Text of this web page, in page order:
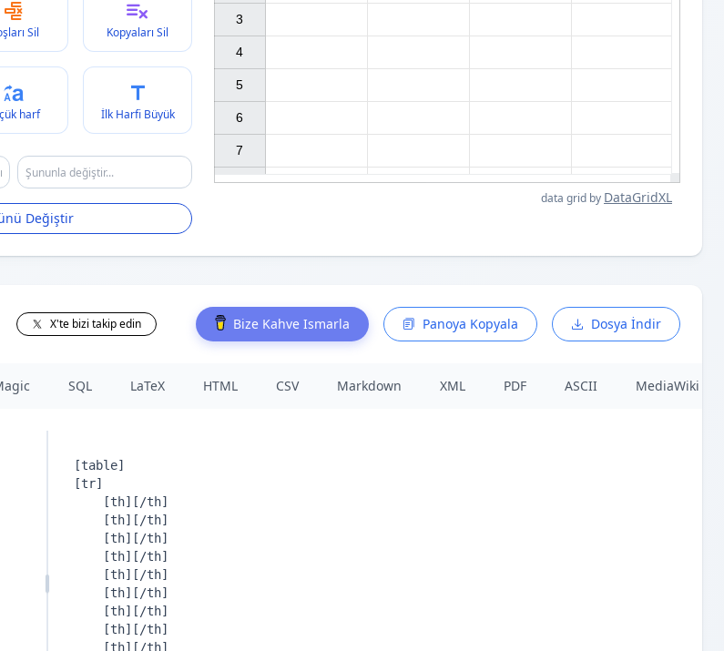
Sil Kopyaları Sil
harf İlk Harfi Büyük
Değiştir
data grid by DataGridXL
3
4
5
6
7
X'te bizi takip edin Bize Kahve Ismarla Panoya Kopyala Dosya İndir
SQL LaTeX HTML CSV Markdown XML PDF ASCII MediaWiki